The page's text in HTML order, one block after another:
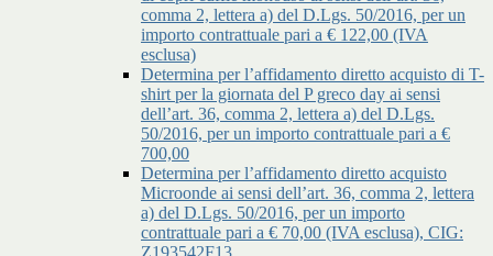
comma 2, lettera a) del D.Lgs. 50/2016, per un
importo contrattuale pari a € 122,00 (IVA
esclusa)
Determina per l’affidamento diretto acquisto di T-
shirt per la giornata del P greco day ai sensi
dell’art. 36, comma 2, lettera a) del D.Lgs.
50/2016, per un importo contrattuale pari a €
700,00
Determina per l’affidamento diretto acquisto
Microonde ai sensi dell’art. 36, comma 2, lettera
a) del D.Lgs. 50/2016, per un importo
contrattuale pari a € 70,00 (IVA esclusa), CIG: